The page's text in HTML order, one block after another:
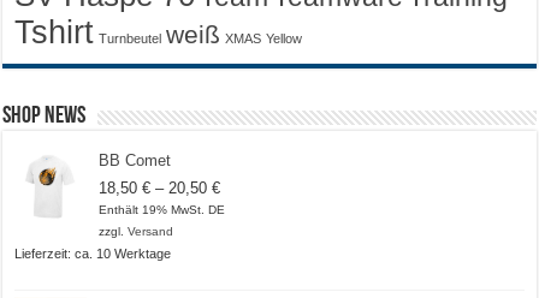
Tshirt Turnbeutel weiß XMAS Yellow
Shop News
BB Comet
18,50€ –20,50€Preisspanne:
18,50 €
Enthält 19% MwSt. DE
zzgl.Versand
Lieferzeit: ca. 10 Werktage